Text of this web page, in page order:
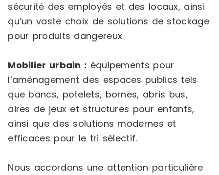
sécurité des employés et des locaux, ainsi
qu’un vaste choix de solutions de stockage
pour produits dangereux.
Mobilier urbain : équipements pour
l’aménagement des espaces publics tels
que bancs, potelets, bornes, abris bus,
aires de jeux et structures pour enfants,
ainsi que des solutions modernes et
efficaces pour le tri sélectif.
Nous accordons une attention particulière